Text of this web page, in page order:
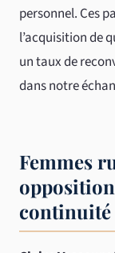
personnel. Ces
l’acquisition de
un taux de
dans notre
Femmes
continuité